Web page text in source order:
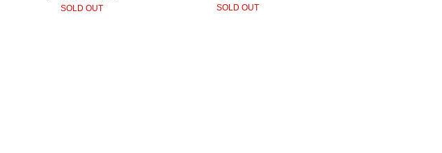
SOLD OUT
SOLD OUT